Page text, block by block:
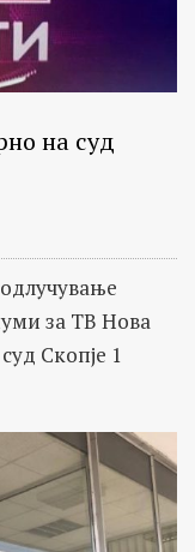
на суд
за ТВ Нова
Скопје 1